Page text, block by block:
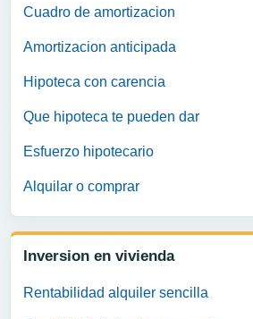
Cuadro de amortizacion
Amortizacion anticipada
Hipoteca con carencia
Que hipoteca te pueden dar
Esfuerzo hipotecario
Alquilar o comprar
Inversion en vivienda
Rentabilidad alquiler sencilla